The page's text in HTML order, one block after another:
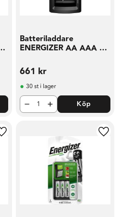
Batteriladdare
ENERGIZER AA AAA C
661 kr
30 st i lager
Köp
Lägg till i favoriter